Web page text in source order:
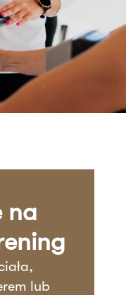
na
lub